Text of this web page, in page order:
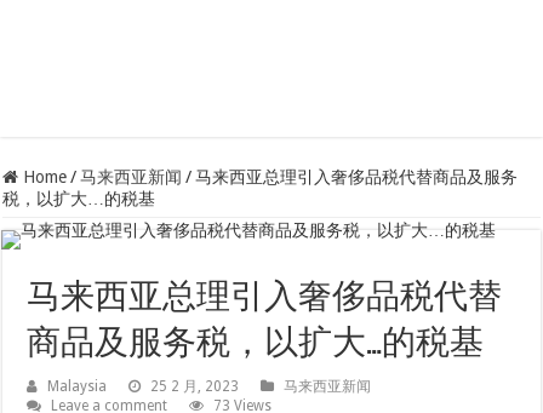
Home / 马来西亚新闻 / 马来西亚总理引入奢侈品税代替商品及服务
税，以扩大…的税基
马来西亚总理引入奢侈品税代替
商品及服务税，以扩大…的税基
Malaysia 25 2 月, 2023
马来西亚新闻
Leave a comment
73 Views